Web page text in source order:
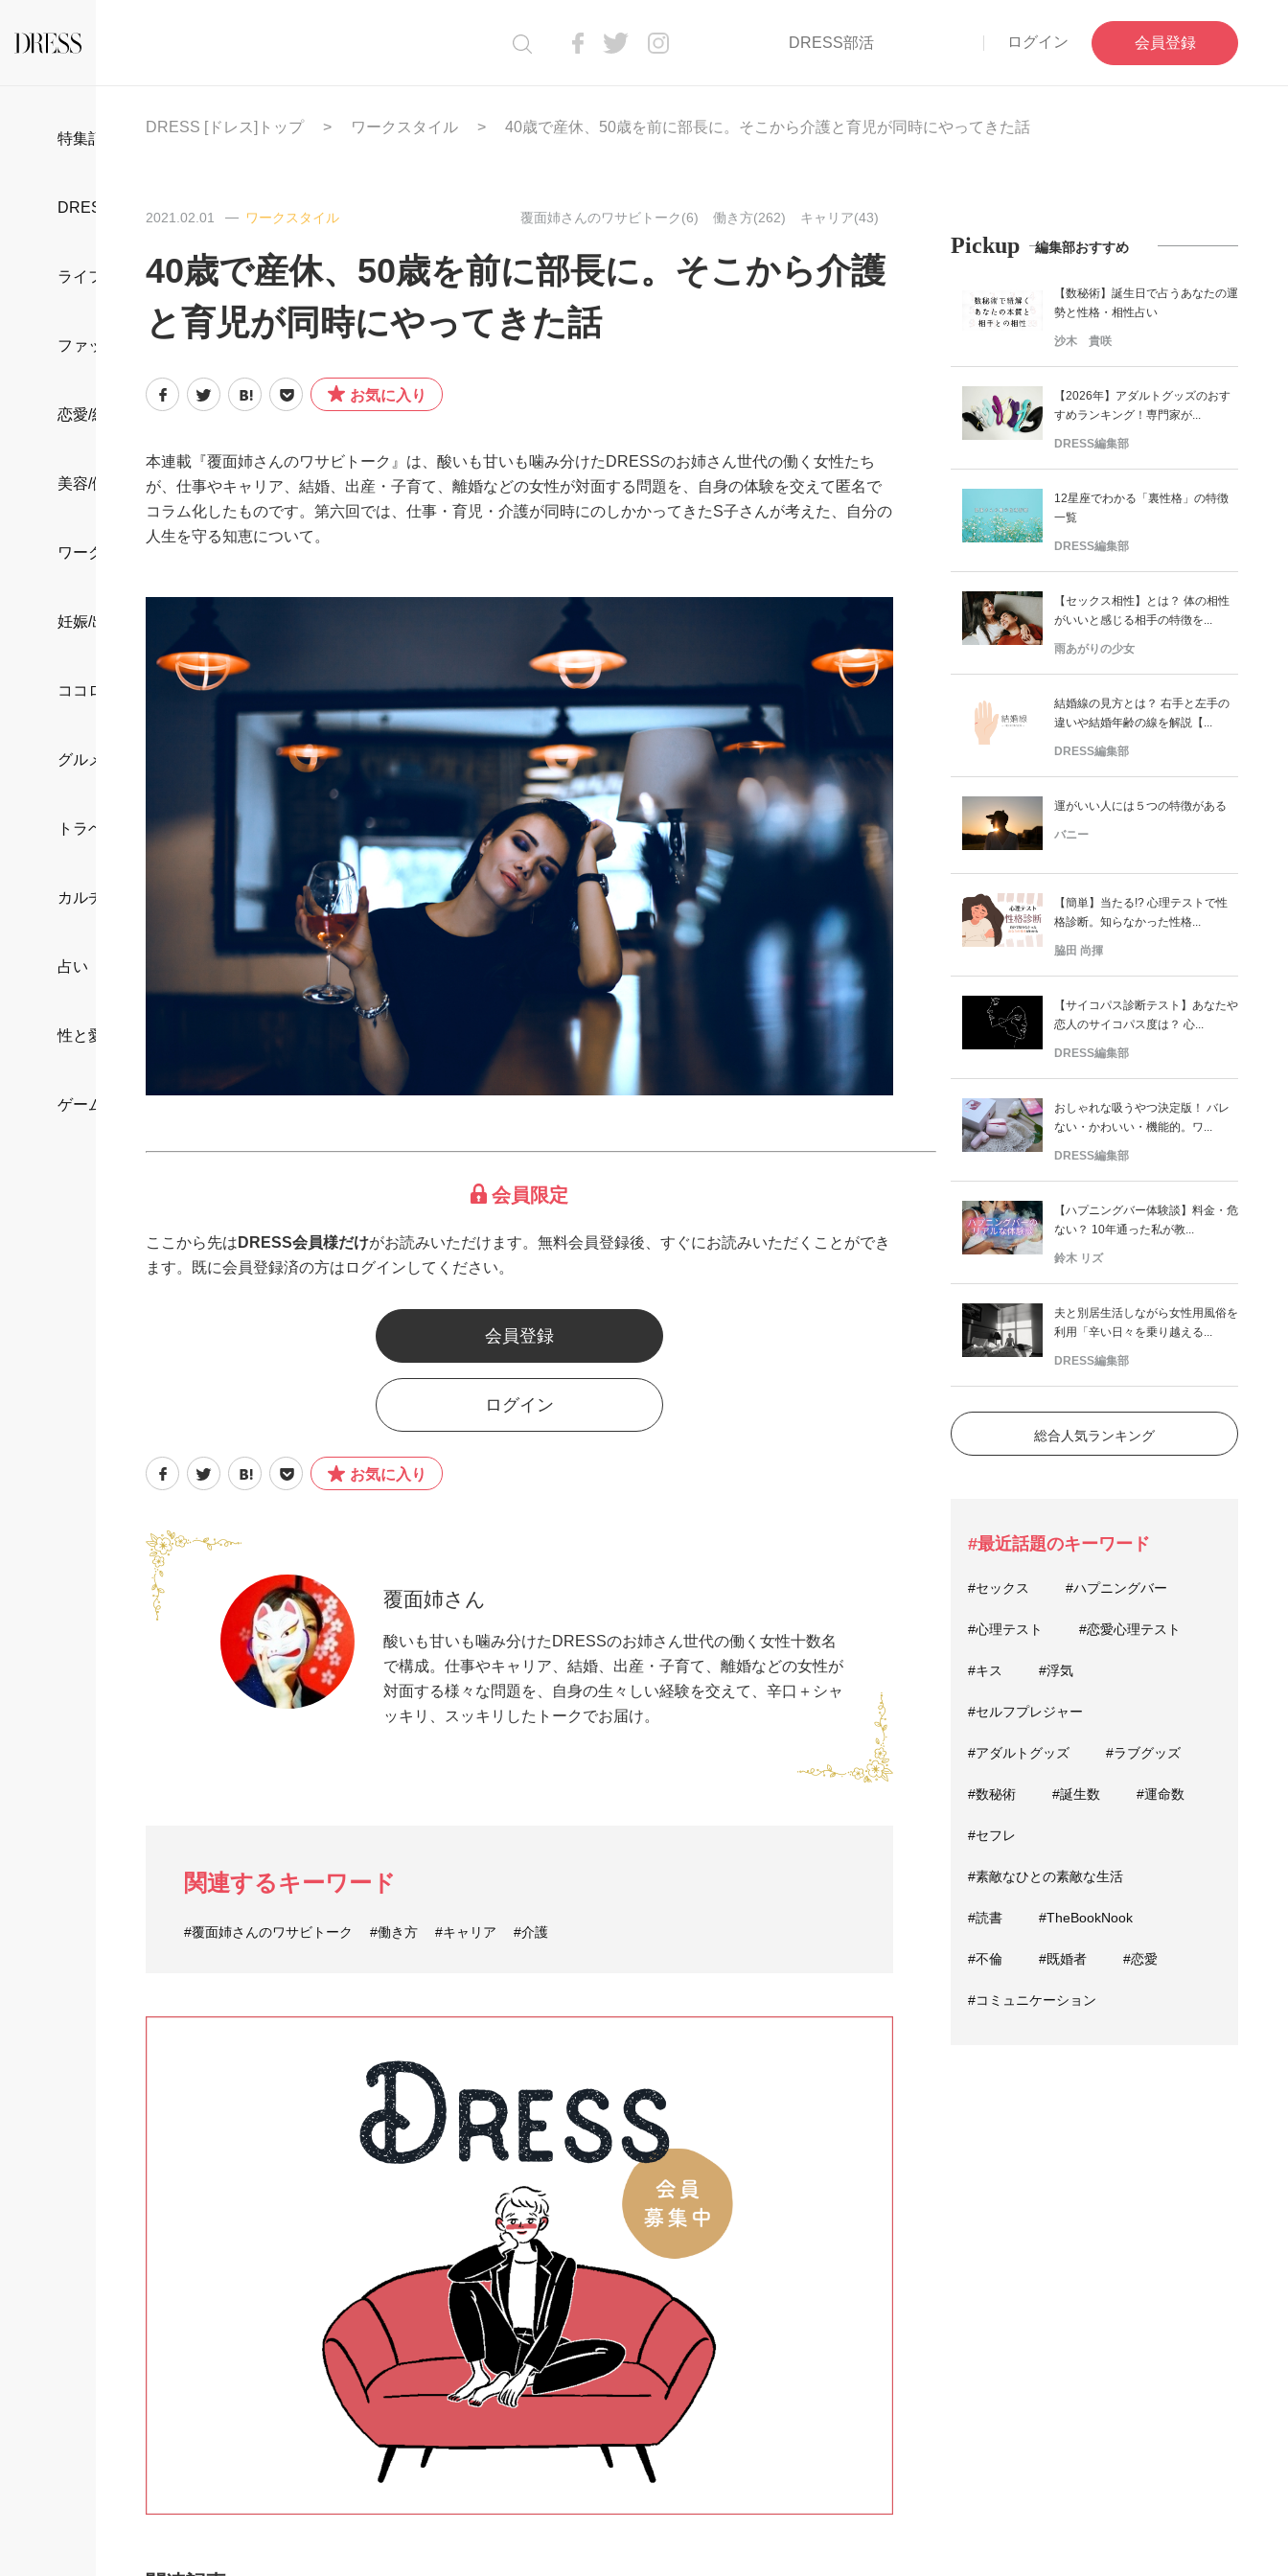
DRESS部活 ログイン 会員登録
特集記事
DRESS部活
ライフスタイル
ファッション
恋愛/結婚/離婚
美容/健康
ワークスタイル
妊娠/出産/家族
ココロ/カラダ
グルメ
トラベル
カルチャー/エンタメ
占い
性と愛
ゲーム
DRESS [ドレス]トップ ワークスタイル 40歳で産休、50歳を前に部長に。そこから介護と育児が同時にやってきた話
2021.02.01 ワークスタイル 覆面姉さんのワサビトーク(6) 働き方(262) キャリア(43)
40歳で産休、50歳を前に部長に。そこから介護
と育児が同時にやってきた話
お気に入り
本連載『覆面姉さんのワサビトーク』は、酸いも甘いも噛み分けたDRESSのお姉さん世代の働く女性たち
が、仕事やキャリア、結婚、出産・子育て、離婚などの女性が対面する問題を、自身の体験を交えて匿名で
コラム化したものです。第六回では、仕事・育児・介護が同時にのしかかってきたS子さんが考えた、自分の
人生を守る知恵について。
会員限定
ここから先は DRESS会員様だけがお読みいただけます。無料会員登録後、すぐにお読みいただくことができ
ます。既に会員登録済の方はログインしてください。
会員登録
ログイン
お気に入り
覆面姉さん
酸いも甘いも噛み分けたDRESSのお姉さん世代の働く女性十数名
で構成。仕事やキャリア、結婚、出産・子育て、離婚などの女性が
対面する様々な問題を、自身の生々しい経験を交えて、辛口＋シャ
ッキリ、スッキリしたトークでお届け。
関連するキーワード
#覆面姉さんのワサビトーク #働き方 #キャリア #介護
Pickup 編集部おすすめ
【数秘術】誕生日で占うあなたの運
勢と性格・相性占い
沙木 貴咲
【2026年】アダルトグッズのおす
すめランキング！専門家が...
DRESS編集部
12星座でわかる「裏性格」の特徴
一覧
DRESS編集部
【セックス相性】とは？ 体の相性
がいいと感じる相手の特徴を...
雨あがりの少女
結婚線の見方とは？ 右手と左手の
違いや結婚年齢の線を解説【...
DRESS編集部
運がいい人には５つの特徴がある
バニー
【簡単】当たる!? 心理テストで性
格診断。知らなかった性格...
脇田 尚揮
【サイコパス診断テスト】あなたや
恋人のサイコパス度は？ 心...
DRESS編集部
おしゃれな吸うやつ決定版！ バレ
ない・かわいい・機能的。ワ...
DRESS編集部
【ハプニングバー体験談】料金・危
ない？ 10年通った私が教...
鈴木 リズ
夫と別居生活しながら女性用風俗を
利用「辛い日々を乗り越える...
DRESS編集部
総合人気ランキング
#最近話題のキーワード
#セックス #ハプニングバー
#心理テスト #恋愛心理テスト
#キス #浮気
#セルフプレジャー
#アダルトグッズ #ラブグッズ
#数秘術 #誕生数 #運命数
#セフレ
#素敵なひとの素敵な生活
#読書 #TheBookNook
#不倫 #既婚者 #恋愛
#コミュニケーション